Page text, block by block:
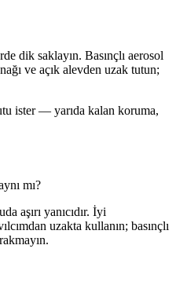
dik saklayın. Basınçlı aerosol
ve açık alevden uzak tutun;
ister — yarıda kalan koruma,
mı?
aşırı yanıcıdır. İyi
uzakta kullanın; basınçlı